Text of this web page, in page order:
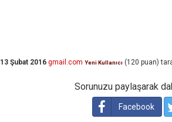
13 Şubat 2016 gmail.com Yeni Kullanıcı (120 puan)
Sorunuzu paylaşarak
Facebook